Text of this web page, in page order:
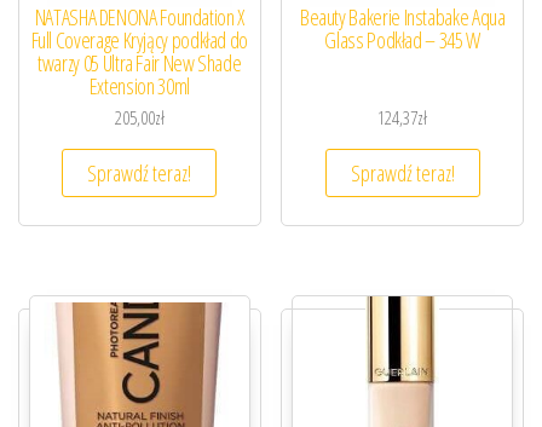
NATASHA DENONA Foundation X
Full Coverage Kryjący podkład do
twarzy 05 Ultra Fair New Shade
Extension 30ml
205,00zł
Sprawdź teraz!
Beauty Bakerie Instabake Aqua
Glass Podkład – 345 W
124,37zł
Sprawdź teraz!